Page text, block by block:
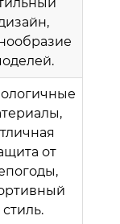
от
стиль.